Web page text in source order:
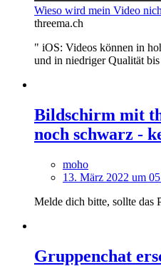
Wieso wird mein Video
threema.ch
" iOS: Videos können in
und in niedriger Qualität
Bildschirm mit
noch schwarz -
moho
13. März 2022 um
Melde dich bitte, sollte das
Gruppenchat